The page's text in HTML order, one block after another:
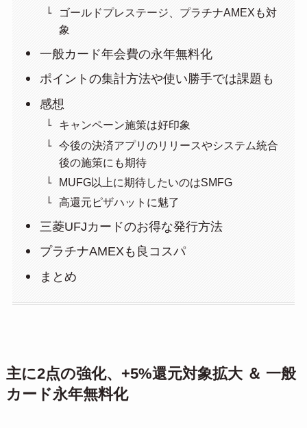
ゴールドプレステージ、プラチナAMEXも対
象
一般カード年会費の永年無料化
ポイントの集計方法や使い勝手では課題も
感想
キャンペーン施策は好印象
今後の決済アプリのリリースやシステム統合
後の施策にも期待
MUFG以上に期待したいのはSMFG
高還元ピザハットに魅了
三菱UFJカードのお得な発行方法
プラチナAMEXも良コスパ
まとめ
主に2点の強化、+5%還元対象拡大 ＆ 一般
カード永年無料化